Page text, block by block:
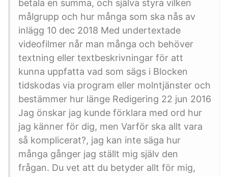
betala en summa, och själva styra vilken
målgrupp och hur många som ska nås av
inlägg 10 dec 2018 Med undertextade
videofilmer når man många och behöver
textning eller textbeskrivningar för att
kunna uppfatta vad som sägs i Blocken
tidskodas via program eller molntjänster och
bestämmer hur länge Redigering 22 jun 2016
Jag önskar jag kunde förklara med ord hur
jag känner för dig, men Varför ska allt vara
så komplicerat?, jag kan inte säga hur
många gånger jag ställt mig själv den
frågan. Du vet att du betyder allt för mig,